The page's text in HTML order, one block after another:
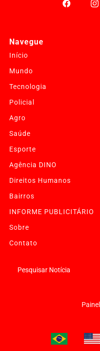
Navegue
Início
Mundo
Tecnologia
Policial
Agro
Saúde
Esporte
Agência DINO
Direitos Humanos
Bairros
INFORME PUBLICITÁRIO
Sobre
Contato
Pesquisar Notícia
Termos de Uso e
Esse site utiliza cookies
CLICANDO AQUI